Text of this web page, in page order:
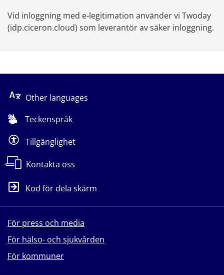
Vid inloggning med e-legitimation använder vi Twoday
(idp.ciceron.cloud) som leverantör av säker inloggning.
Other languages
Teckenspråk
Tillgänglighet
Kontakta oss
Kod för dela skärm
För press och media
För hälso- och sjukvården
För kommuner